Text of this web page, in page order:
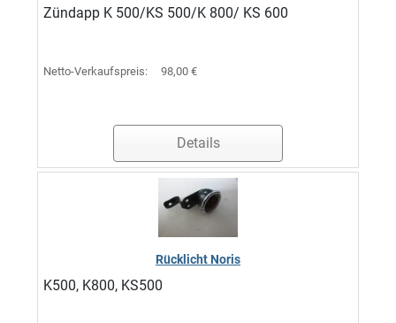
Zündapp K 500/KS 500/K 800/ KS 600
Netto-Verkaufspreis: 98,00 €
Details
Rücklicht Noris
K500, K800, KS500